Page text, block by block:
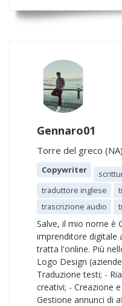
Gennaro01
Torre del greco (NA)
Copywriter
traduttore inglese
trascrizione audio
Salve, il mio nome è
imprenditore digitale
tratta l'online. Più
Logo Design
Traduzione testi; -
creativi; - Creazione
Gestione annunci di